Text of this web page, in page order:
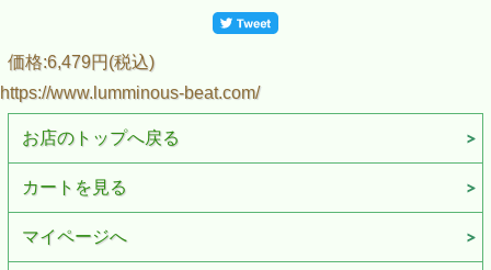
価格:6,479円(税込)
https://www.lumminous-beat.com/
お店のトップへ戻る
カートを見る
マイページへ